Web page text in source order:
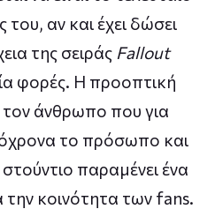
του, αν και έχει δώσει
της σειράς Fallout
φορές. Η προοπτική
τον άνθρωπο που για
το πρόσωπο και
παραμένει ένα
την κοινότητα των fans.